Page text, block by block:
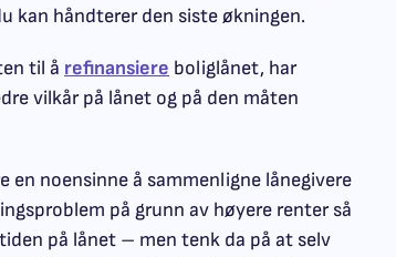
kan håndterer den siste økningen.
til å refinansiere boliglånet, har
vilkår på lånet og på den måten
en noensinne å sammenligne lånegivere
på grunn av høyere renter så
på lånet – men tenk da på at selv